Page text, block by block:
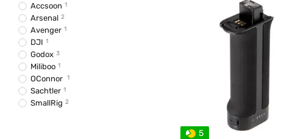
5
Accsoon 1
Arsenal 2
Avenger 1
DJI 1
Godox 3
Miliboo 1
OConnor 1
Sachtler 1
SmallRig 2